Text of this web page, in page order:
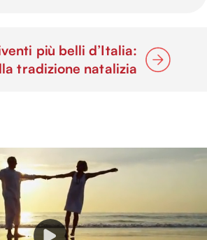
più belli d’Italia:
tradizione natalizia